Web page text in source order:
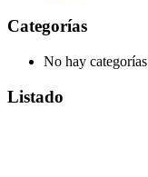
Categorías
No hay categorías
Listado